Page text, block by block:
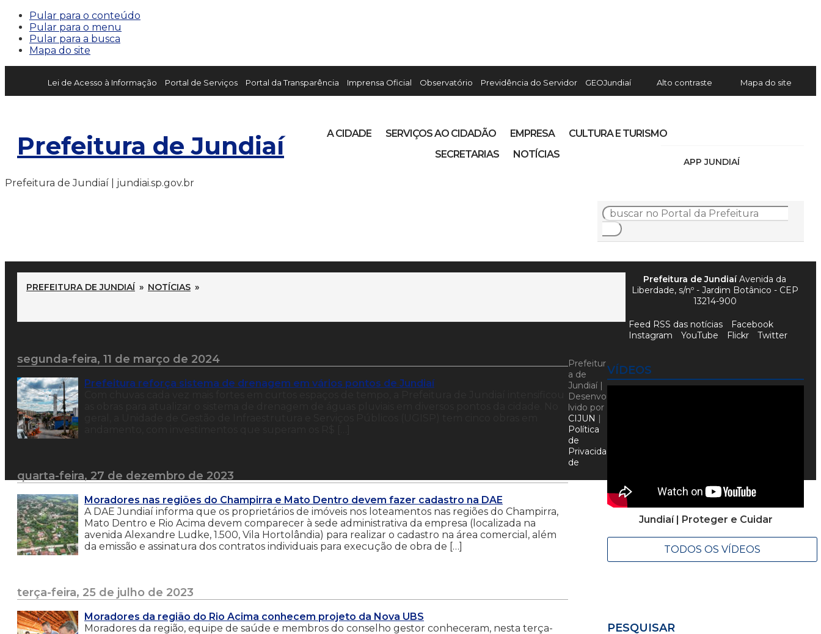
Pular para o conteúdo
Pular para o menu
Pular para a busca
Mapa do site
Lei de Acesso à Informação Portal de Serviços Portal da Transparência Imprensa Oficial Observatório Previdência do Servidor GEOJundiaí Alto contraste Mapa do site
Prefeitura de Jundiaí
APP JUNDIAÍ
A CIDADE SERVIÇOS AO CIDADÃO EMPRESA
CULTURA E TURISMO
SECRETARIAS
NOTÍCIAS
Prefeitura de Jundiaí | jundiai.sp.gov.br
PREFEITURA DE JUNDIAÍ » NOTÍCIAS »
segunda-feira, 11 de março de 2024
Prefeitura reforça sistema de drenagem em vários pontos de Jundiaí
quarta-feira, 27 de dezembro de 2023
Moradores nas regiões do Champirra e Mato Dentro devem fazer cadastro na DAE
A DAE Jundiaí informa que os proprietários de imóveis nos loteamentos nas regiões do Champirra,
Mato Dentro e Rio Acima devem comparecer à sede administrativa da empresa (localizada na
avenida Alexandre Ludke, 1.500, Vila Hortolândia) para realizar o cadastro na área comercial, além
da emissão e assinatura dos contratos individuais para execução de obra de […]
terça-feira, 25 de julho de 2023
Moradores da região do Rio Acima conhecem projeto da Nova UBS
Moradores da região, equipe de saúde e membros do conselho gestor conheceram, nesta terça-
VÍDEOS
Jundiaí | Proteger e Cuidar
TODOS OS VÍDEOS
PESQUISAR
Prefeitura de JundiaíAvenida da
Liberdade, s/nº - Jardim Botânico - CEP
13214-900
Feed RSS das notícias
Facebook
Instagram
YouTube Flickr Twitter
Prefeitur
a de
Jundiaí |
Desenvo
lvido por
CIJUN |
Política
de
Privacida
de